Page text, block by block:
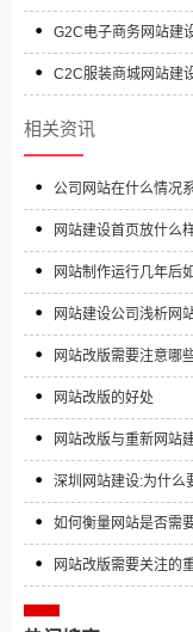
G2C电子商务网站建
C2C服装商城网站建
相关资讯
公司网站在什么情况
网站建设首页放什么
网站制作运行几年后
网站建设公司浅析网
网站改版需要注意哪
网站改版的好处
网站改版与重新网站
深圳网站建设:为什么
如何衡量网站是否需
网站改版需要关注的